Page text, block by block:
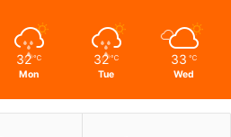
32 ℃
Mon
32 ℃
Tue
33 ℃
Wed